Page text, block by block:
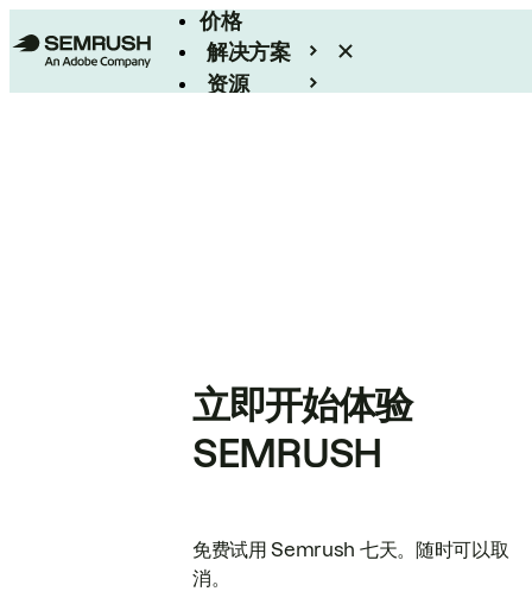
价格
解决方案
资源
立即开始体验
SEMRUSH
免费试用 Semrush 七天。随时可以取
消。